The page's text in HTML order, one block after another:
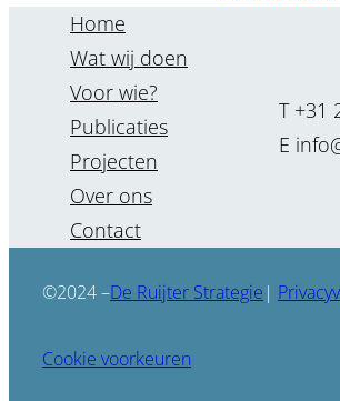
“Je kunt de toekomst
voorspellen, maar je
wel voorstellen.”
Home
Wat wij doen
Voor wie?
Publicaties
Projecten
Over ons
Contact
T +31
E
©2024 –De Ruijter Strategie |
Cookie voorkeuren